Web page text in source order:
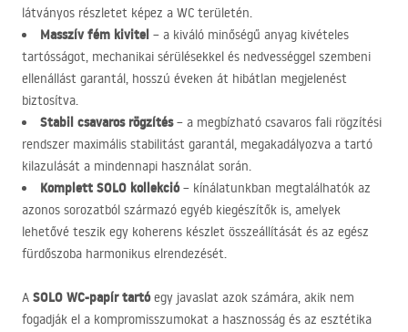
látványos részletet képez a WC területén.
Masszív fém kivitel – a kiváló minőségű anyag kivételes
tartósságot, mechanikai sérülésekkel és nedvességgel szembeni
ellenállást garantál, hosszú éveken át hibátlan megjelenést
biztosítva.
Stabil csavaros rögzítés– a megbízható csavaros fali rögzítési
rendszer maximális stabilitást garantál, megakadályozva a tartó
kilazulását a mindennapi használat során.
Komplett SOLO kollekció– kínálatunkban megtalálhatók az
azonos sorozatból származó egyéb kiegészítők is, amelyek
lehetővé teszik egy koherens készlet összeállítását és az egész
fürdőszoba harmonikus elrendezését.
A SOLO WC-papír tartóegy javaslat azok számára, akik nem
fogadják el a kompromisszumokat a hasznosság és az esztétika